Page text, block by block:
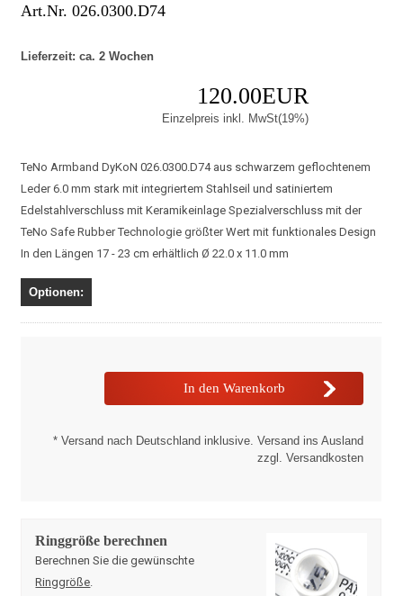
Art.Nr. 026.0300.D74
Lieferzeit: ca. 2 Wochen
120.00EUR
Einzelpreis inkl. MwSt(19%)
TeNo Armband DyKoN 026.0300.D74 aus schwarzem geflochtenem
Leder 6.0 mm stark mit integriertem Stahlseil und satiniertem
Edelstahlverschluss mit Keramikeinlage Spezialverschluss mit der
TeNo Safe Rubber Technologie größter Wert mit funktionales Design
In den Längen 17 - 23 cm erhältlich Ø 22.0 x 11.0 mm
Optionen:
* Versand nach Deutschland inklusive. Versand ins Ausland
zzgl. Versandkosten
Ringgröße berechnen
Berechnen Sie die gewünschte
Ringgröße